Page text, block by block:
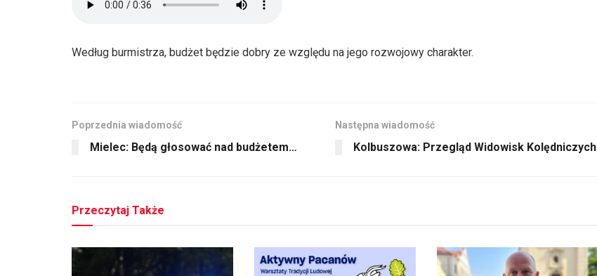
Według burmistrza, budżet będzie dobry ze względu na jego rozwojowy charakter.
Poprzednia wiadomość
Mielec: Będą głosować nad budżetem…
Następna wiadomość
Kolbuszowa: Przegląd Widowisk Kolędniczych
Przeczytaj Także